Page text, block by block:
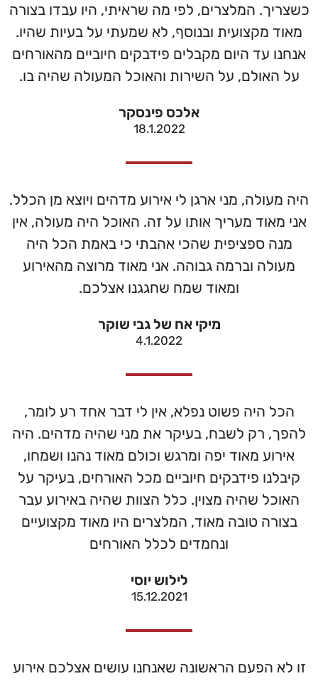
כשצריך. המלצרים, לפי מה שראיתי, היו עבדו בצורה
מאוד מקצועית ובנוסף, לא שמעתי על בעיות שהיו.
אנחנו עד היום מקבלים פידבקים חיוביים מהאורחים
על האולם, על השירות והאוכל המעולה שהיה בו.
אלכס פינסקר
18.1.2022
היה מעולה, מני ארגן לי אירוע מדהים ויוצא מן הכלל.
אני מאוד מעריך אותו על זה. האוכל היה מעולה, אין
מנה ספציפית שהכי אהבתי כי באמת הכל היה
מעולה וברמה גבוהה. אני מאוד מרוצה מהאירוע
ומאוד שמח שחגגנו אצלכם.
מיקי אח של גבי שוקר
4.1.2022
הכל היה פשוט נפלא, אין לי דבר אחד רע לומר,
להפך, רק לשבח, בעיקר את מני שהיה מדהים. היה
אירוע מאוד יפה ומרגש וכולם מאוד נהנו ושמחו,
קיבלנו פידבקים חיוביים מכל האורחים, בעיקר על
האוכל שהיה מצוין. כלל הצוות שהיה באירוע עבר
בצורה טובה מאוד, המלצרים היו מאוד מקצועיים
ונחמדים לכלל האורחים
לילוש יוסי
15.12.2021
זו לא הפעם הראשונה שאנחנו עושים אצלכם אירוע